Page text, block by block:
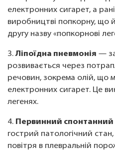
електронних сигарет, а
виробництві попкорну, що
другу назву «попкорнові
3.Ліпоїдна пневмонія —
розвивається через
речовин, зокрема олій, що
електронних сигарет. Це
легенях.
4. Первинний
гострий патологічний
повітря в плевральній